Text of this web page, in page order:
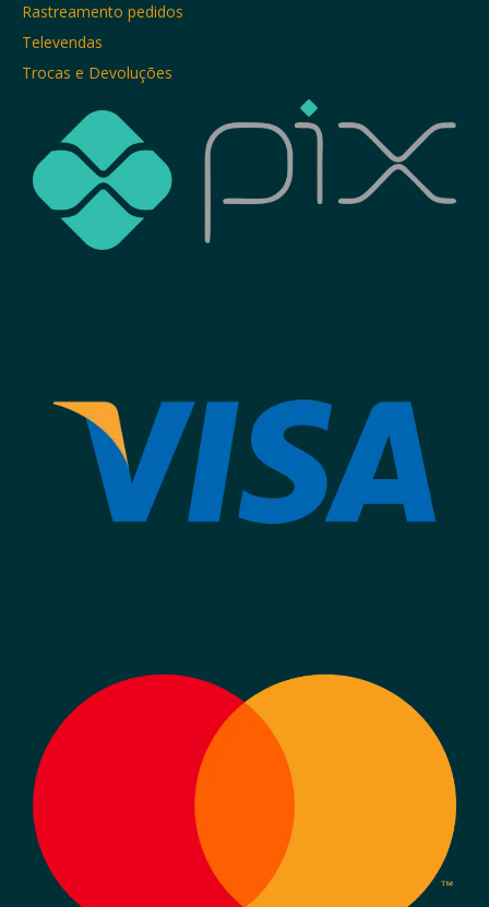
Rastreamento pedidos
Televendas
Trocas e Devoluções